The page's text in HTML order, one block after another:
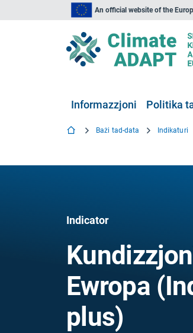
An official website of the
Informazzjoni Politika
Bażi tad-data Indikaturi
Indicator
Ewropa
plus)